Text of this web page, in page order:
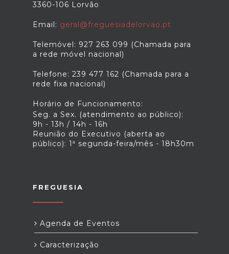
3360-106 Lorvão
Email: geral@freguesiadelorvao.pt
Telemóvel: 927 263 099 (Chamada para
a rede móvel nacional)
Telefone: 239 477 162 (Chamada para a
rede fixa nacional)
Horário de Funcionamento:
Seg. a Sex. (atendimento ao público):
9h - 13h / 14h - 16h
Reunião do Executivo (aberta ao
público): 1ª segunda-feira/mês - 18h30m
FREGUESIA
Agenda de Eventos
Caracterização